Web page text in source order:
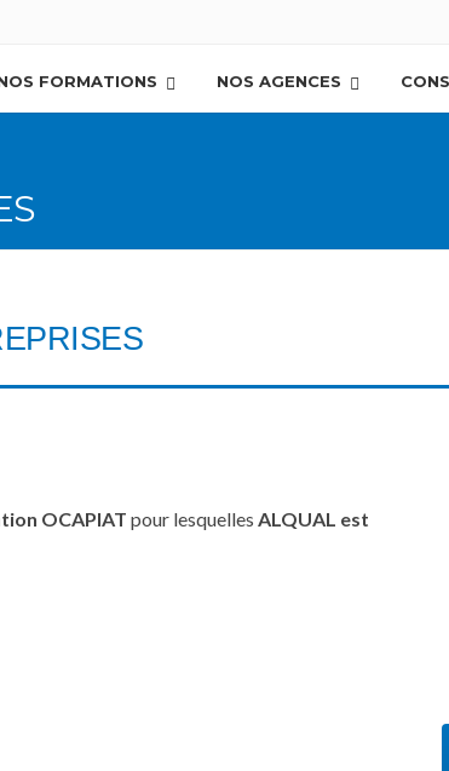
FORMATIONS NOS AGENCES
OCAPIAT pour lesquelles ALQUAL est